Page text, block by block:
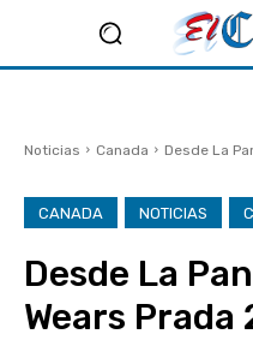
Noticias Canada Desde La
NOTICIAS
CANADA
Desde La
Wears Prada